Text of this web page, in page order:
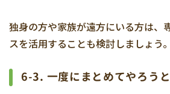
独身の方や家族が遠方にいる方は、
スを活用することも検討しましょう。
6-3. 一度にまとめてやろう